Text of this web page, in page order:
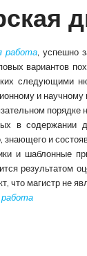
работа, успешно
вариантов
следующими
и
порядке
в
знающего и
и шаблонные
результатом
что магистр не
работа